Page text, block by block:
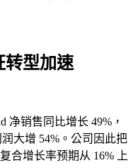
转型加速
净销售同比增长 49%，
大增 54%。公司因此把
合增长率预期从 16% 上